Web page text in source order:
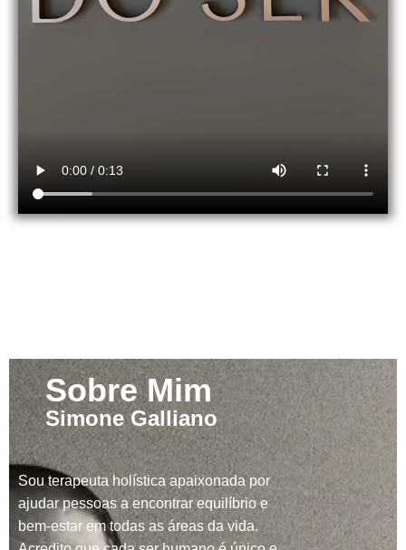
Sobre Mim
Simone Galliano
Sou terapeuta holística apaixonada por
ajudar pessoas a encontrar equilíbrio e
bem-estar em todas as áreas da vida.